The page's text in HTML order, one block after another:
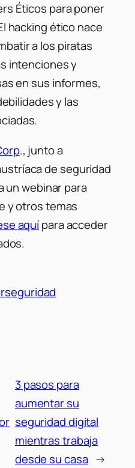
Éticos para poner
hacking ético nace
a los piratas
intenciones y
en sus informes,
y las
., junto a
de seguridad
un webinar para
y otros temas
aquípara acceder
3 pasos para
aumentar su
seguridad digital
mientras trabaja
desde su casa →